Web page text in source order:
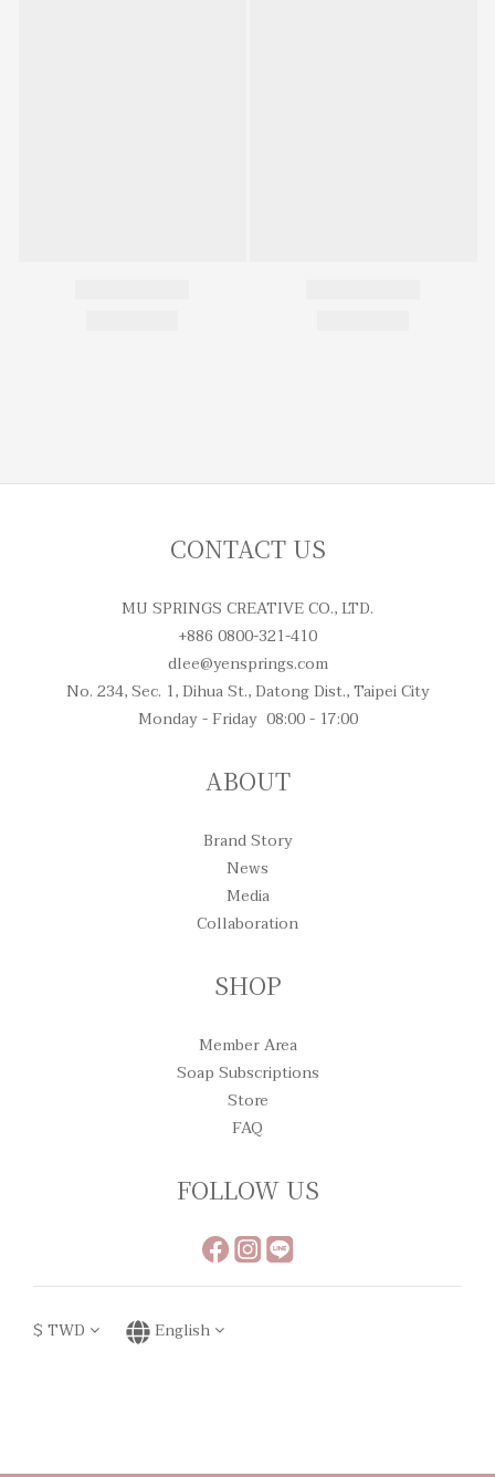
CONTACT US
MU SPRINGS CREATIVE CO., LTD.
+886 0800-321-410
dlee@yensprings.com
No. 234, Sec. 1, Dihua St., Datong Dist., Taipei City
Monday - Friday 08:00 - 17:00
ABOUT
Brand Story
News
Media
Collaboration
SHOP
Member Area
Soap Subscriptions
Store
FAQ
FOLLOW US
$ TWD English